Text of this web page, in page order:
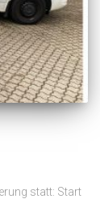
statt: Start